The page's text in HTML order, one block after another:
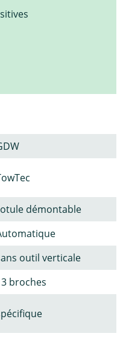
démontable
outil verticale
broches